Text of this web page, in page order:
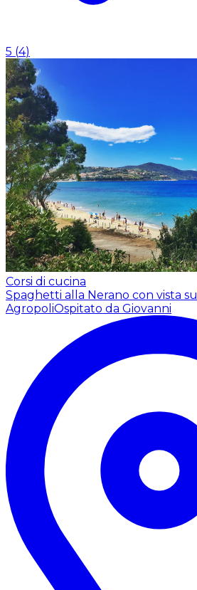
5 (4)
Corsi di cucina
Spaghetti alla Nerano con vista
AgropoliOspitato da Giovanni